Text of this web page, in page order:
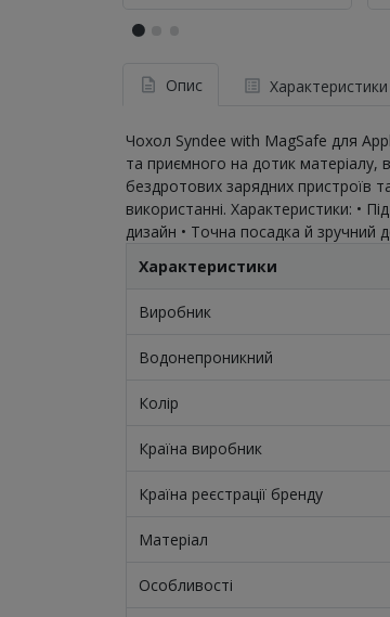
Опис Характеристики
Чохол Syndee with MagSafe для
та приємного на дотик матеріалу,
бездротових зарядних пристроїв
використанні. Характеристики: •
дизайн • Точна посадка й зручний
Характеристики
Виробник
Водонепроникний
Колір
Країна виробник
Країна реєстрації бренду
Матеріал
Особливості